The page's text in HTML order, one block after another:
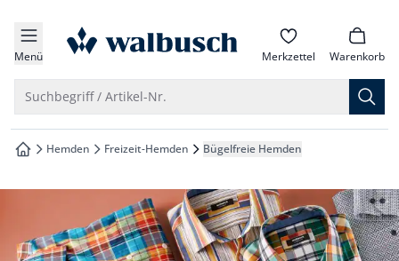
springen
springen
springen
springen
Menü zur Startseite Merkzettel Warenkorb
Suchbegriff / Artikel-Nr.
zur Startseite
Hemden Freizeit-Hemden Bügelfreie Hemden